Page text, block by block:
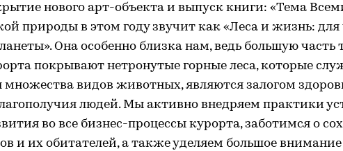
нового арт-объекта и выпуск книги: «Тема
природы в этом году звучит как «Леса и жизнь: для
Она особенно близка нам, ведь большую часть
покрывают нетронутые горные леса, которые
множества видов животных, являются залогом
людей. Мы активно внедряем практики
во все бизнес-процессы курорта, заботимся о
и их обитателей, а также уделяем большое внимание